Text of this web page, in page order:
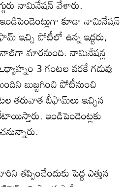
నామినేషన్‌ వేశారు.
కూడా నామినేషన్‌
ఇచ్చి పోటీలో ఉన్న ఇద్దరు,
మారనుంది. నామినేషన్ల
3 గంటల వరకే గడువు
బుజ్జగించి పోటీనుంచి
తరువాత బీఫామ్‌లు ఇచ్చిన
కేటాయిస్తారు. ఇండిపెండెంట్లకు
తప్పించేందుకు పెద్ద ఎత్తున